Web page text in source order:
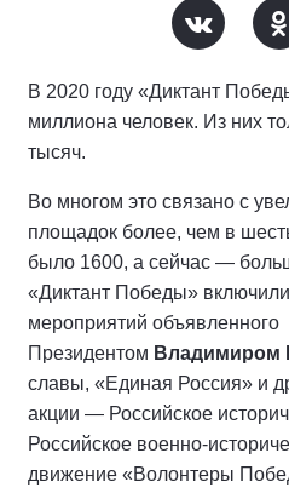
В 2020 году «Диктант
миллиона человек. Из них
тысяч.
Во многом это связано с
площадок более, чем в
было 1600, а сейчас —
«Диктант Победы»
мероприятий объявленного
Президентом Владимиром
славы, «Единая Россия» и
акции — Российское
Российское военно-
движение «Волонтеры